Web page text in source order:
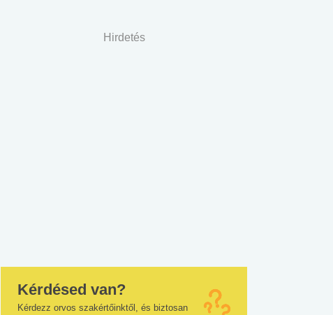
Hirdetés
Kérdésed van?
Kérdezz orvos szakértőinktől, és biztosan